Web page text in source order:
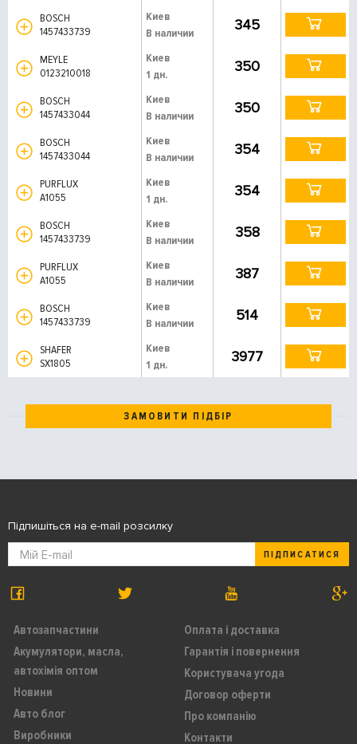
BOSCH
1457433739
Киев
В наличии
345
MEYLE
0123210018
Киев
1 дн.
350
BOSCH
1457433044
Киев
В наличии
350
BOSCH
1457433044
Киев
В наличии
354
PURFLUX
A1055
Киев
1 дн.
354
BOSCH
1457433739
Киев
В наличии
358
PURFLUX
A1055
Киев
В наличии
387
BOSCH
1457433739
Киев
В наличии
514
SHAFER
SX1805
Киев
1 дн.
3977
ЗАМОВИТИ ПІДБІР
Автозапчастини
Акумулятори, масла,
автохімія оптом
Новини
Авто блог
Виробники
Оплата і доставка
Гарантія і повернення
Користувача угода
Договор оферти
Про компанію
Контакти
Підпишіться на e-mail розсилку
ПІДПИСАТИСЯ